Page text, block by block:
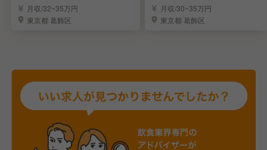
う成長企業｜高給
月収/32~35万円
東京都 葛飾区
「元祖油堂」店長候補
月収/30~35万円
東京都 葛飾区